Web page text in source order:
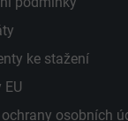
ke stažení
EU
osobních